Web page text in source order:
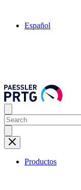
Español
Productos